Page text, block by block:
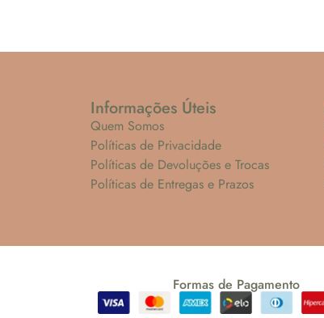
Informações Úteis
Quem Somos
Políticas de Privacidade
Políticas de Devoluções e Trocas
Políticas de Entregas e Prazos
Formas de Pagamento